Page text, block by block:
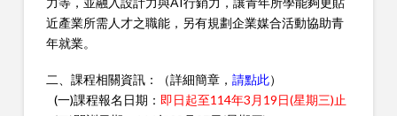
近產業所需人才之職能，另有規劃企業媒合活動協助青
年就業。
二、課程相關資訊：（詳細簡章， 請點此）
(一)課程報名日期： 即日起至114年3月19日(星期三)止